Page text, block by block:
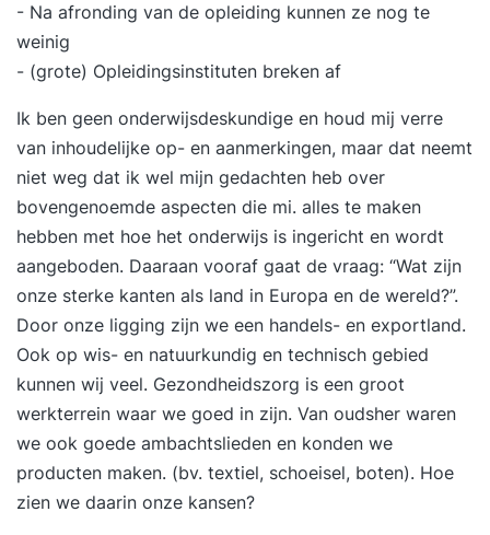
- Na afronding van de opleiding kunnen ze nog te
weinig
- (grote) Opleidingsinstituten breken af
Ik ben geen onderwijsdeskundige en houd mij verre
van inhoudelijke op- en aanmerkingen, maar dat neemt
niet weg dat ik wel mijn gedachten heb over
bovengenoemde aspecten die mi. alles te maken
hebben met hoe het onderwijs is ingericht en wordt
aangeboden. Daaraan vooraf gaat de vraag: “Wat zijn
onze sterke kanten als land in Europa en de wereld?”.
Door onze ligging zijn we een handels- en exportland.
Ook op wis- en natuurkundig en technisch gebied
kunnen wij veel. Gezondheidszorg is een groot
werkterrein waar we goed in zijn. Van oudsher waren
we ook goede ambachtslieden en konden we
producten maken. (bv. textiel, schoeisel, boten). Hoe
zien we daarin onze kansen?